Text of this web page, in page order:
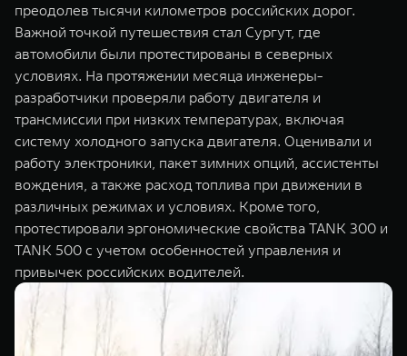
преодолев тысячи километров российских дорог.
Важной точкой путешествия стал Сургут, где
автомобили были протестированы в северных
условиях. На протяжении месяца инженеры-
разработчики проверяли работу двигателя и
трансмиссии при низких температурах, включая
систему холодного запуска двигателя. Оценивали и
работу электроники, пакет зимних опций, ассистенты
вождения, а также расход топлива при движении в
различных режимах и условиях. Кроме того,
протестировали эргономические свойства TANK 300 и
TANK 500 с учетом особенностей управления и
привычек российских водителей.